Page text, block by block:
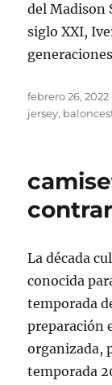
del Madison
siglo XXI,
Publicado
el
febrero 26, 2022
jersey,
La década
conocida
temporada
preparación
organizada,
temporada